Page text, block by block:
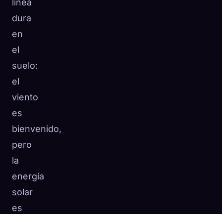
línea
dura
en
el
suelo:
el
viento
es
bienvenido,
pero
la
energía
solar
es